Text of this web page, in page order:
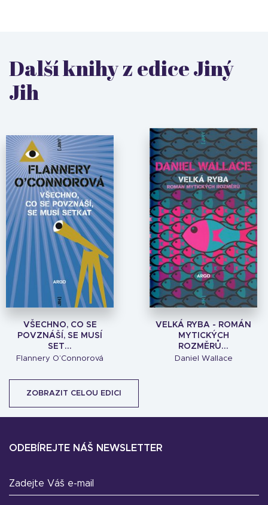
Další knihy z edice Jiný
Jih
VŠECHNO, CO SE
POVZNÁŠÍ, SE MUSÍ
SET...
Flannery O’Connorová
VELKÁ RYBA - ROMÁN
MYTICKÝCH
ROZMĚRŮ...
Daniel Wallace
ZOBRAZIT CELOU EDICI
ODEBÍREJTE NÁŠ NEWSLETTER
Zadejte Váš e-mail